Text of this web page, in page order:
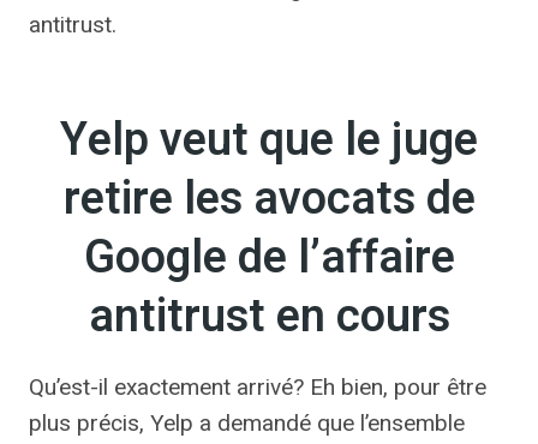
antitrust.
Yelp veut que le juge
retire les avocats de
Google de l’affaire
antitrust en cours
Qu’est-il exactement arrivé? Eh bien, pour être
plus précis, Yelp a demandé que l’ensemble